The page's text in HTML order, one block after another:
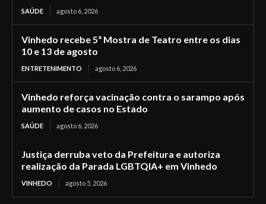
SAÚDE agosto 6, 2026
Vinhedo recebe 5ª Mostra de Teatro entre os dias
10 e 13 de agosto
ENTRETENIMENTO agosto 6, 2026
Vinhedo reforça vacinação contra o sarampo após
aumento de casos no Estado
SAÚDE agosto 6, 2026
Justiça derruba veto da Prefeitura e autoriza
realização da Parada LGBTQIA+ em Vinhedo
VINHEDO agosto 5, 2026